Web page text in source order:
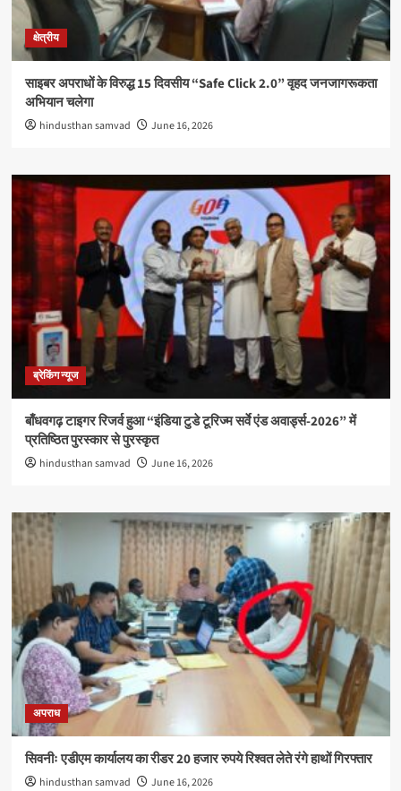
क्षेत्रीय
साइबर अपराधों के विरुद्ध 15 दिवसीय “Safe Click 2.0” वृहद जनजागरूकता
अभियान चलेगा
hindusthan samvad June 16, 2026
ब्रेकिंग न्यूज
बाँधवगढ़ टाइगर रिजर्व हुआ “इंडिया टुडे टूरिज्म सर्वे एंड अवार्ड्स-2026” में
प्रतिष्ठित पुरस्कार से पुरस्कृत
hindusthan samvad June 16, 2026
अपराध
सिवनीः एडीएम कार्यालय का रीडर 20 हजार रुपये रिश्वत लेते रंगे हाथों गिरफ्तार
hindusthan samvad June 16, 2026